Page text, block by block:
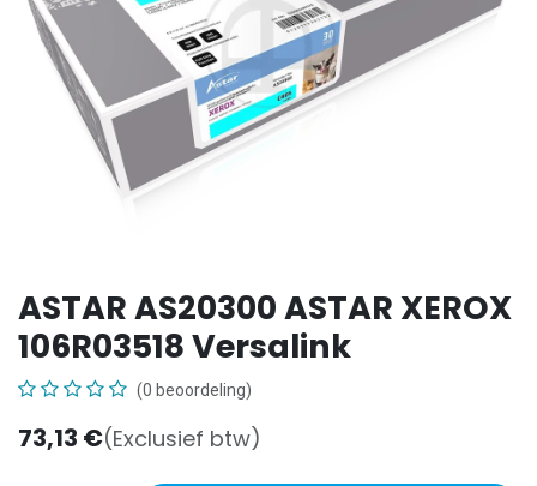
ASTAR AS20300 ASTAR XEROX
106R03518 Versalink
(0 beoordeling)
73,13 €(Exclusief btw)